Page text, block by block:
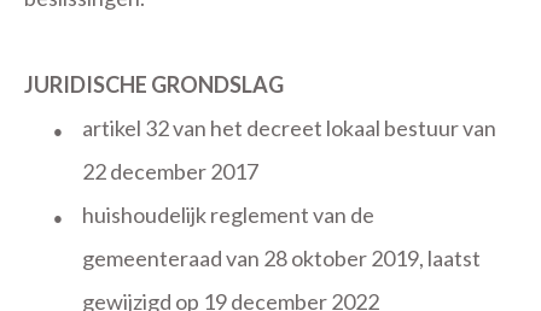
JURIDISCHE GRONDSLAG
●
artikel 32 van het decreet lokaal bestuur van
22 december 2017
●
huishoudelijk reglement van de
gemeenteraad van 28 oktober 2019, laatst
gewijzigd op 19 december 2022